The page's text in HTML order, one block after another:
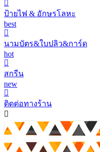
ป้ายไฟ & อักษรโลหะ
best
นามบัตร&ใบปลิว&การ์ด
hot
สกรีน
new
ติดต่อทางร้าน